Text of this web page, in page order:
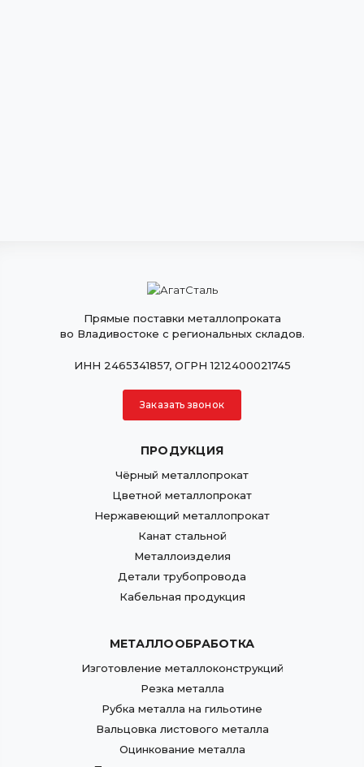
Прямые поставки металлопроката
во Владивостоке с региональных складов.
ИНН 2465341857, ОГРН 1212400021745
Заказать звонок
ПРОДУКЦИЯ
Чёрный металлопрокат
Цветной металлопрокат
Нержавеющий металлопрокат
Канат стальной
Металлоизделия
Детали трубопровода
Кабельная продукция
МЕТАЛЛООБРАБОТКА
Изготовление металлоконструкций
Резка металла
Рубка металла на гильотине
Вальцовка листового металла
Оцинкование металла